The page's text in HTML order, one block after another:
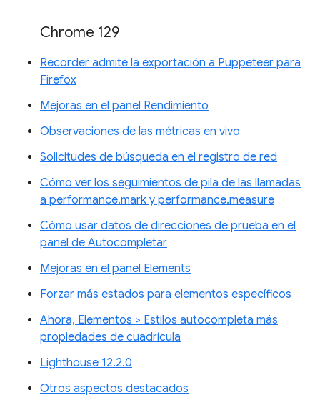
Chrome 129
Recorder admite la exportación a Puppeteer para
Firefox
Mejoras en el panel Rendimiento
Observaciones de las métricas en vivo
Solicitudes de búsqueda en el registro de red
Cómo ver los seguimientos de pila de las llamadas
a performance.mark y performance.measure
Cómo usar datos de direcciones de prueba en el
panel de Autocompletar
Mejoras en el panel Elements
Forzar más estados para elementos específicos
Ahora, Elementos > Estilos autocompleta más
propiedades de cuadrícula
Lighthouse 12.2.0
Otros aspectos destacados